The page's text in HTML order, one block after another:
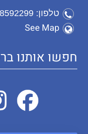
טלפון: 08-8592299
See Map
חפשו אותנו